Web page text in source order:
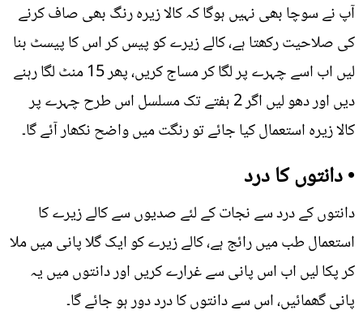
آپ نے سوچا بھی نہیں ہوگا کہ کالا زیرہ رنگ بھی صاف کرنے
کی صلاحیت رکھتا ہے، کالے زیرے کو پیس کر اس کا پیسٹ بنا
لیں اب اسے چہرے پر لگا کر مساج کریں، پھر 15 منٹ لگا رہنے
دیں اور دھو لیں اگر 2 ہفتے تک مسلسل اس طرح چہرے پر
کالا زیرہ استعمال کیا جائے تو رنگت میں واضح نکھار آئے گا۔
• دانتوں کا درد
دانتوں کے درد سے نجات کے لئے صدیوں سے کالے زیرے کا
استعمال طب میں رائج ہے، کالے زیرے کو ایک گلا پانی میں ملا
کر پکا لیں اب اس پانی سے غرارے کریں اور دانتوں میں یہ
پانی گھمائیں، اس سے دانتوں کا درد دور ہو جائے گا۔